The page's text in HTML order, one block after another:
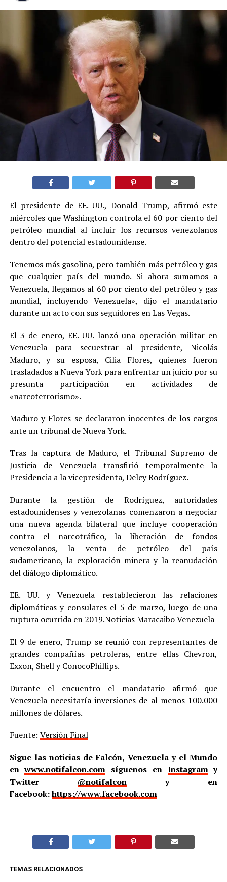
El presidente de EE. UU., Donald Trump, afirmó este
miércoles que Washington controla el 60 por ciento del
petróleo mundial al incluir los recursos venezolanos
dentro del potencial estadounidense.
Tenemos más gasolina, pero también más petróleo y gas
que cualquier país del mundo. Si ahora sumamos a
Venezuela, llegamos al 60 por ciento del petróleo y gas
mundial, incluyendo Venezuela», dijo el mandatario
durante un acto con sus seguidores en Las Vegas.
El 3 de enero, EE. UU. lanzó una operación militar en
Venezuela para secuestrar al presidente, Nicolás
Maduro, y su esposa, Cilia Flores, quienes fueron
trasladados a Nueva York para enfrentar un juicio por su
presunta participación en actividades de
«narcoterrorismo».
Maduro y Flores se declararon inocentes de los cargos
ante un tribunal de Nueva York.
Tras la captura de Maduro, el Tribunal Supremo de
Justicia de Venezuela transfirió temporalmente la
Presidencia a la vicepresidenta, Delcy Rodríguez.
Durante la gestión de Rodríguez, autoridades
estadounidenses y venezolanas comenzaron a negociar
una nueva agenda bilateral que incluye cooperación
contra el narcotráfico, la liberación de fondos
venezolanos, la venta de petróleo del país
sudamericano, la exploración minera y la reanudación
del diálogo diplomático.
EE. UU. y Venezuela restablecieron las relaciones
diplomáticas y consulares el 5 de marzo, luego de una
ruptura ocurrida en 2019.Noticias Maracaibo Venezuela
El 9 de enero, Trump se reunió con representantes de
grandes compañías petroleras, entre ellas Chevron,
Exxon, Shell y ConocoPhillips.
Durante el encuentro el mandatario afirmó que
Venezuela necesitaría inversiones de al menos 100.000
millones de dólares.
Fuente: Versión Final
Sigue las noticias de Falcón, Venezuela y el Mundo
enwww.notifalcon.com síguenos en Instagramy
Twitter @notifalcony en
Facebook:https://www.facebook.com
TEMAS RELACIONADOS